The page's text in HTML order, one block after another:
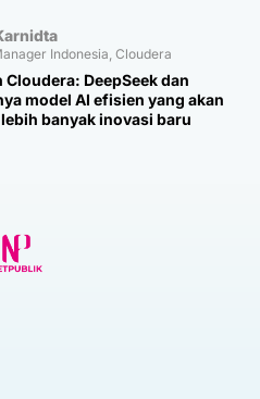
Indonesia, Cloudera
Cloudera: DeepSeek dan
model AI efisien yang akan
banyak inovasi baru